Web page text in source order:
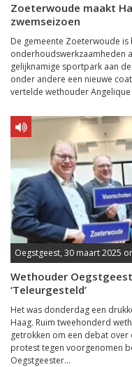
Zoeterwoude maakt
zwemseizoen
De gemeente Zoeterwoude is
onderhoudswerkzaamheden
gelijknamige sportpark aan
onder andere een nieuwe
vertelde wethouder Angelique
Oegstgeest, 30 maart 2025
Wethouder
‘Teleurgesteld’
Het was donderdag een
Haag. Ruim tweehonderd
getrokken om een debat
protest tegen voorgenomen
Oegstgeester...